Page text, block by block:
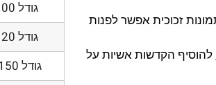
זכוכית אפשר לפנות
להוסיף הקדשות אשיות על
גודל 70/100
גודל 80/120
גודל 100/150